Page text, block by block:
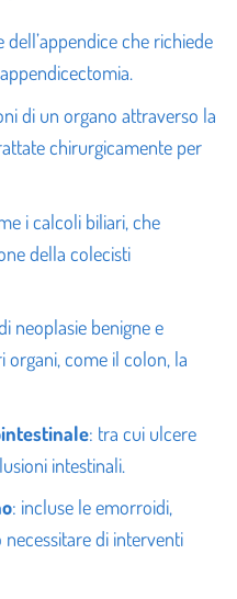
che richiede
di un organo attraverso la
chirurgicamente per
i calcoli biliari, che
della colecisti
neoplasie benigne e
organi, come il colon, la
: tra cui ulcere
intestinali.
: incluse le emorroidi,
di interventi